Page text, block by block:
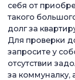
себя от
такого
долг за
Для проверки
запросите у
отсутствии
за коммуналку,